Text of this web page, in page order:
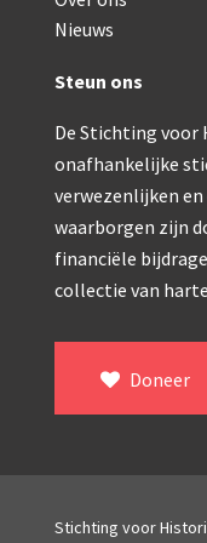
Watson &
Winkel,
ROW,
Troughton
Nieuws
Steun ons
De Stichting voor
onafhankelijke
verwezenlijken
waarborgen zijn
financiële
collectie van
Doneer
Stichting voor